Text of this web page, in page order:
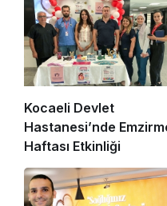
Kocaeli Devlet
Hastanesi’nde
Haftası Etkinliği